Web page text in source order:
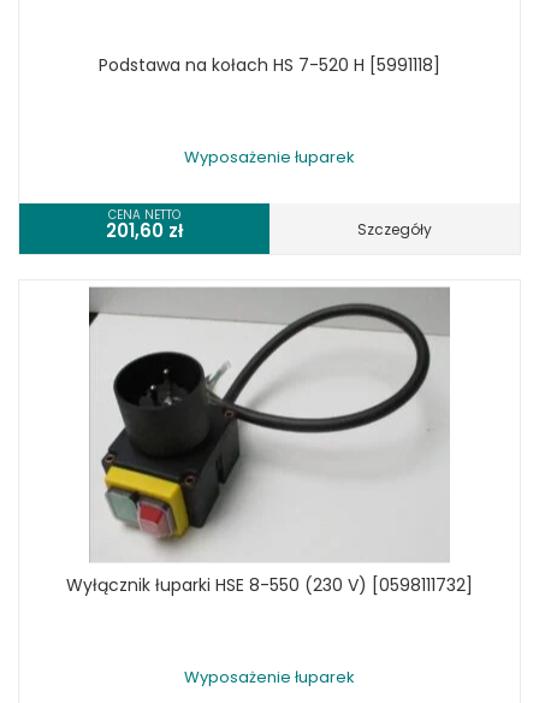
Podstawa na kołach HS 7-520 H [5991118]
Wyposażenie łuparek
CENA NETTO
201,60 zł Szczegóły
Wyłącznik łuparki HSE 8-550 (230 V) [0598111732]
Wyposażenie łuparek